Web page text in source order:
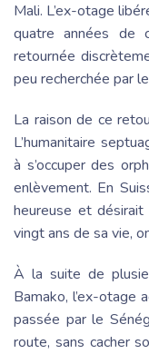
Mali. L’ex-otage
quatre années de
retournée
peu recherchée par
La raison de ce
L’humanitaire
à s’occuper des
enlèvement. En
heureuse et
vingt ans de sa vie,
À la suite de
Bamako, l’ex-otage
passée par le
route, sans cacher